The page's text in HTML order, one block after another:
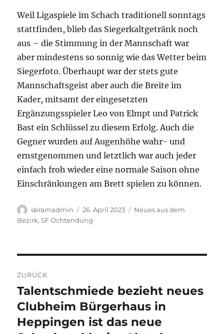
Weil Ligaspiele im Schach traditionell sonntags
stattfinden, blieb das Siegerkaltgetränk noch
aus – die Stimmung in der Mannschaft war
aber mindestens so sonnig wie das Wetter beim
Siegerfoto. Überhaupt war der stets gute
Mannschaftsgeist aber auch die Breite im
Kader, mitsamt der eingesetzten
Ergänzungsspieler Leo von Elmpt und Patrick
Bast ein Schlüssel zu diesem Erfolg. Auch die
Gegner wurden auf Augenhöhe wahr- und
ernstgenommen und letztlich war auch jeder
einfach froh wieder eine normale Saison ohne
Einschränkungen am Brett spielen zu können.
Autor
sbramadmin
Veröffentlicht
am
26. April 2023 Kategorien
Neues aus dem
Bezirk,SF Ochtendung
ZURÜCK
Vorheriger
Beitrag:
Talentschmiede bezieht neues
Clubheim Bürgerhaus in
Heppingen ist das neue